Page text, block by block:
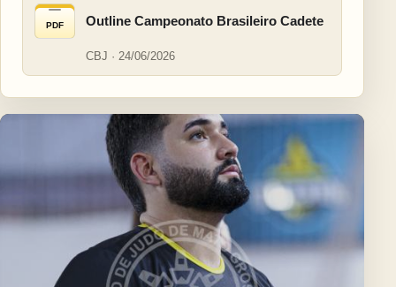
PDF Outline Campeonato Brasileiro Cadete
CBJ · 24/06/2026